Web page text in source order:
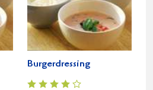
Burgerdressing